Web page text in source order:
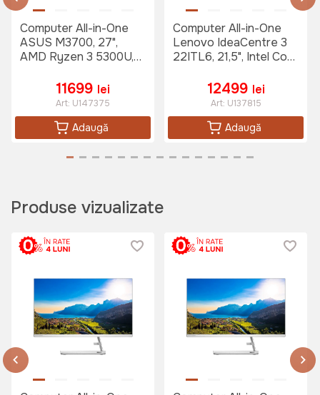
Computer All-in-One
ASUS M3700, 27",
AMD Ryzen 3 5300U,
11699 lei
Art: U147375
Adaugă
Computer All-in-One
Lenovo IdeaCentre 3
22ITL6, 21,5", Intel Core
Fără SO, Negru
12499 lei
Art: U137815
Adaugă
Produse vizualizate